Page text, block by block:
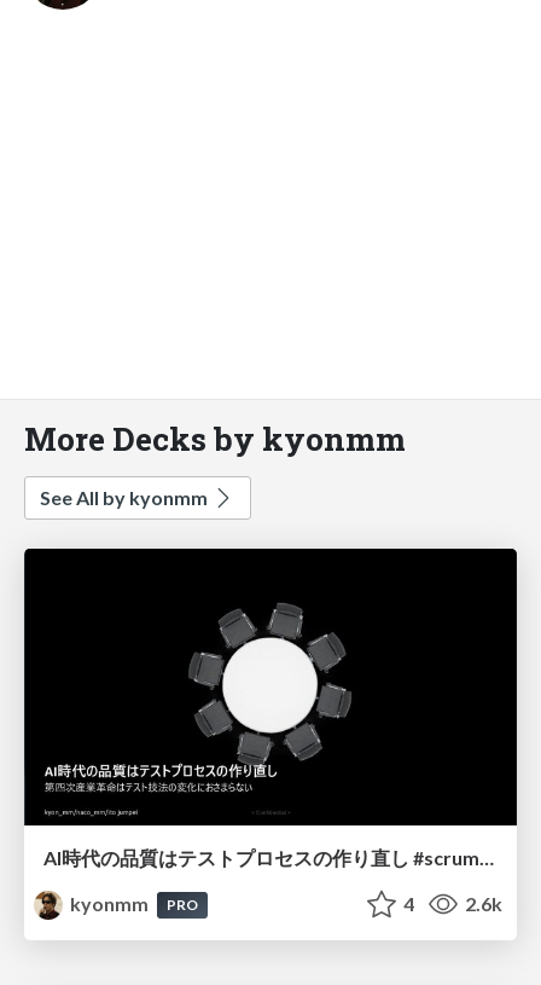
More Decks by kyonmm
See All by kyonmm
AI時代の品質はテストプロセスの作り直し #scrumniigata
kyonmm
PRO 4 2.6k